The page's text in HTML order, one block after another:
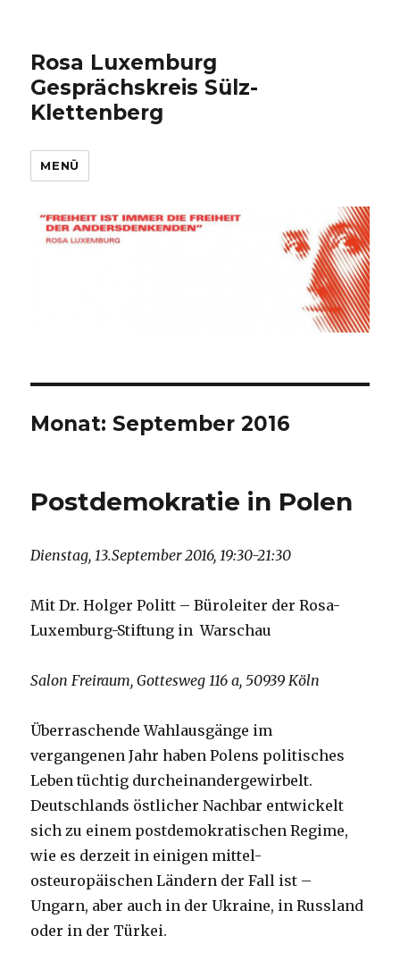
Rosa Luxemburg
Gesprächskreis Sülz-
Klettenberg
MENÜ
Monat: September 2016
Postdemokratie in Polen
Dienstag, 13.September 2016, 19:30-21:30
Mit Dr. Holger Politt – Büroleiter der Rosa-
Luxemburg-Stiftung in Warschau
Salon Freiraum, Gottesweg 116 a, 50939 Köln
Überraschende Wahlausgänge im
vergangenen Jahr haben Polens politisches
Leben tüchtig durcheinandergewirbelt.
Deutschlands östlicher Nachbar entwickelt
sich zu einem postdemokratischen Regime,
wie es derzeit in einigen mittel-
osteuropäischen Ländern der Fall ist –
Ungarn, aber auch in der Ukraine, in Russland
oder in der Türkei.